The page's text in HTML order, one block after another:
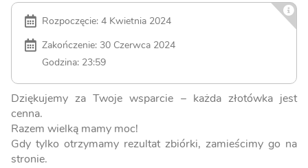
Rozpoczęcie: 4 Kwietnia 2024
Zakończenie: 30 Czerwca 2024
Godzina: 23:59
Dziękujemy za Twoje wsparcie – każda złotówka jest
cenna.
Razem wielką mamy moc!
Gdy tylko otrzymamy rezultat zbiórki, zamieścimy go na
stronie.